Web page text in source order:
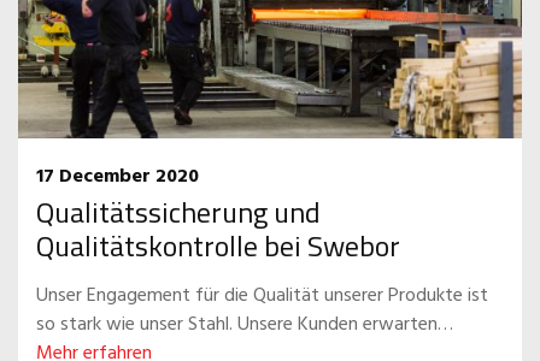
17 December 2020
Qualitätssicherung und
Qualitätskontrolle bei Swebor
Unser Engagement für die Qualität unserer Produkte ist
so stark wie unser Stahl. Unsere Kunden erwarten…
Mehr erfahren